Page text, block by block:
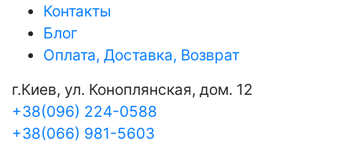
Контакты
Блог
Оплата, Доставка, Возврат
г.Киев, ул. Коноплянская, дом. 12
+38(096) 224-0588
+38(066) 981-5603